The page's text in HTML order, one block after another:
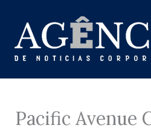
content
Pacific Avenue